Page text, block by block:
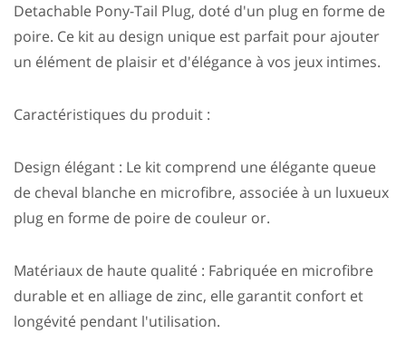
Detachable Pony-Tail Plug, doté d'un plug en forme de
poire. Ce kit au design unique est parfait pour ajouter
un élément de plaisir et d'élégance à vos jeux intimes.
Caractéristiques du produit :
Design élégant : Le kit comprend une élégante queue
de cheval blanche en microfibre, associée à un luxueux
plug en forme de poire de couleur or.
Matériaux de haute qualité : Fabriquée en microfibre
durable et en alliage de zinc, elle garantit confort et
longévité pendant l'utilisation.